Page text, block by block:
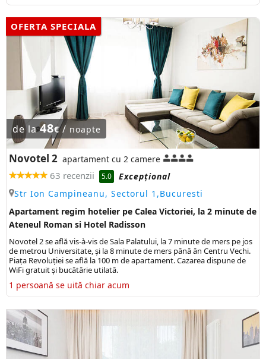
OFERTA SPECIALA
de la48€/ noapte
Novotel 2 apartament cu 2 camere
63 recenzii 5.0
Excepţional
Str Ion Campineanu, Sectorul 1,Bucuresti
Apartament regim hotelier pe Calea Victoriei, la 2 minute de
Ateneul Roman si Hotel Radisson
Novotel 2 se află vis-à-vis de Sala Palatului, la 7 minute de mers pe jos
de metrou Universitate, și la 8 minute de mers până ăn Centru Vechi.
Piața Revoluției se află la 100 m de apartament. Cazarea dispune de
WiFi gratuit și bucătărie utilată.
1 persoană se uită chiar acum